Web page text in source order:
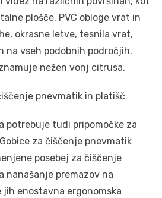
plošče, PVC obloge vrat in
okrasne letve, tesnila vrat,
na vseh podobnih področjih.
nežen vonj citrusa.
pnevmatik in platišč
potrebuje tudi pripomočke za
za čiščenje pnevmatik
posebej za čiščenje
nanašanje premazov na
jih enostavna ergonomska